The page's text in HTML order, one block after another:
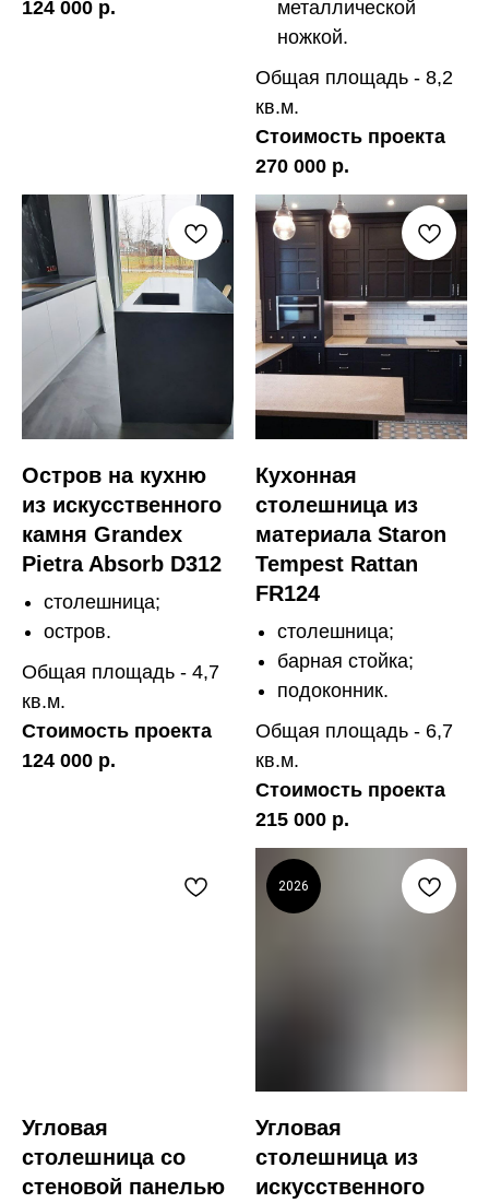
124 000 р.
металлической
ножкой.
Общая площадь - 8,2
кв.м.
Стоимость проекта
270 000 р.
Остров на кухню
из искусственного
камня Grandex
Pietra Absorb D312
столешница;
остров.
Общая площадь - 4,7
кв.м.
Стоимость проекта
124 000 р.
Кухонная
столешница из
материала Staron
Tempest Rattan
FR124
столешница;
барная стойка;
подоконник.
Общая площадь - 6,7
кв.м.
Стоимость проекта
215 000 р.
Угловая
столешница со
стеновой панелью
2026
Угловая
столешница из
искусственного